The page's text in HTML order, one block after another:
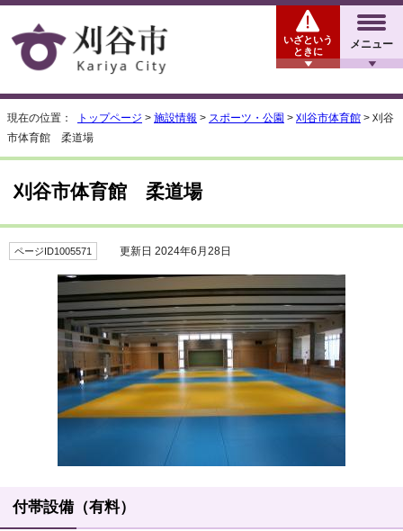
メニュー
いざという
ときに
現在の位置： トップページ > 施設情報 > スポーツ・公園 > 刈谷市体育館 > 刈谷
市体育館 柔道場
刈谷市体育館 柔道場
ページID1005571 更新日 2024年6月28日
付帯設備（有料）